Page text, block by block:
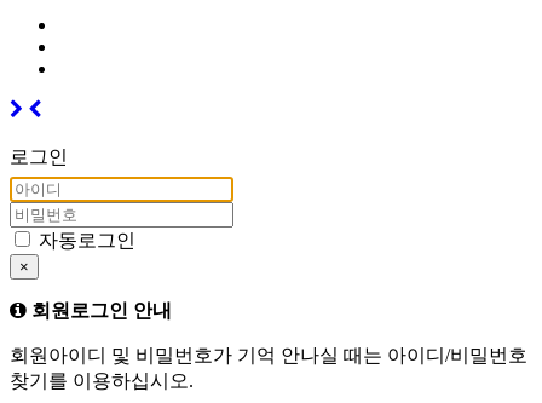
로그인
자동로그인
×
회원로그인 안내
회원아이디 및 비밀번호가 기억 안나실 때는 아이디/비밀번호
찾기를 이용하십시오.